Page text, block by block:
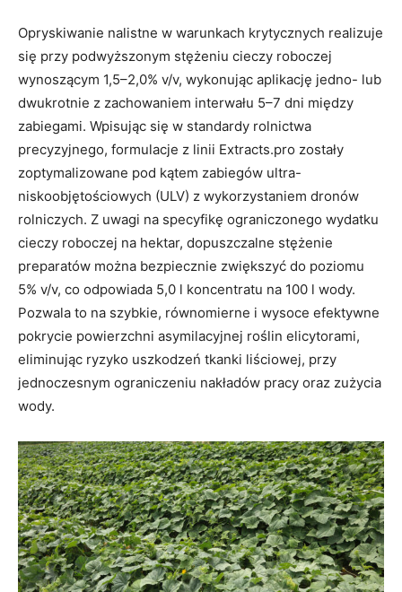
Opryskiwanie nalistne w warunkach krytycznych realizuje
się przy podwyższonym stężeniu cieczy roboczej
wynoszącym 1,5–2,0% v/v, wykonując aplikację jedno- lub
dwukrotnie z zachowaniem interwału 5–7 dni między
zabiegami. Wpisując się w standardy rolnictwa
precyzyjnego, formulacje z linii Extracts.pro zostały
zoptymalizowane pod kątem zabiegów ultra-
niskoobjętościowych (ULV) z wykorzystaniem dronów
rolniczych. Z uwagi na specyfikę ograniczonego wydatku
cieczy roboczej na hektar, dopuszczalne stężenie
preparatów można bezpiecznie zwiększyć do poziomu
5% v/v, co odpowiada 5,0 l koncentratu na 100 l wody.
Pozwala to na szybkie, równomierne i wysoce efektywne
pokrycie powierzchni asymilacyjnej roślin elicytorami,
eliminując ryzyko uszkodzeń tkanki liściowej, przy
jednoczesnym ograniczeniu nakładów pracy oraz zużycia
wody.